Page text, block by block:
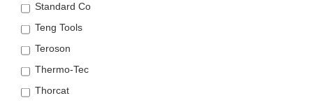
Standard Co
Teng Tools
Teroson
Thermo-Tec
Thorcat